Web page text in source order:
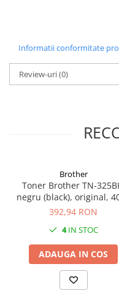
Informatii conformitate
Review-uri(0)
Brother
Toner Brother TN-
negru (black), original,
pagini
392,94 RON
4IN STOC
ADAUGA IN COS